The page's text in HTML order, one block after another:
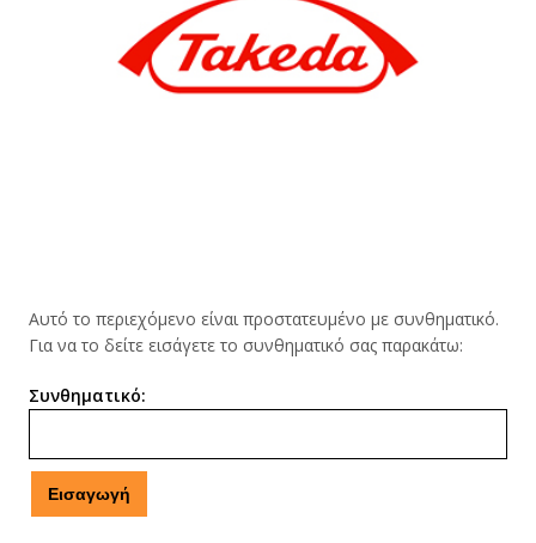
Αυτό το περιεχόμενο είναι προστατευμένο με συνθηματικό.
Για να το δείτε εισάγετε το συνθηματικό σας παρακάτω:
Συνθηματικό: